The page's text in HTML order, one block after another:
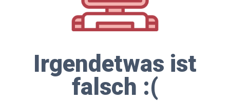
Irgendetwas ist
falsch :(